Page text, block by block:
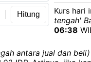
Hitung
Kurs hari
tengah'
06:38
antara jual dan beli)